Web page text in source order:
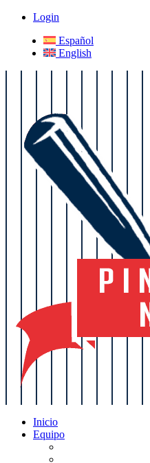
Login
Español
English
Inicio
Equipo